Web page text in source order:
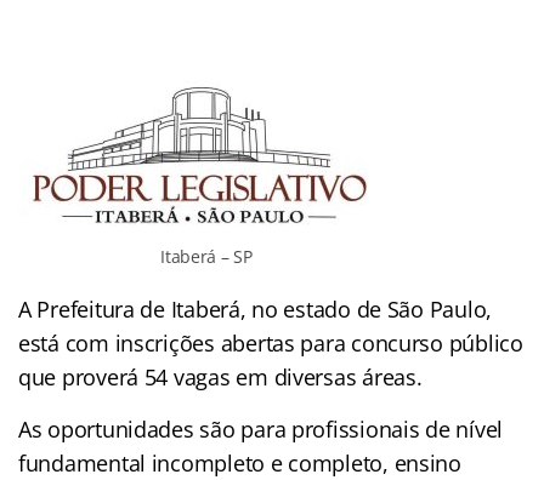
Itaberá – SP
A Prefeitura de Itaberá, no estado de São Paulo,
está com inscrições abertas para concurso público
que proverá 54 vagas em diversas áreas.
As oportunidades são para profissionais de nível
fundamental incompleto e completo, ensino